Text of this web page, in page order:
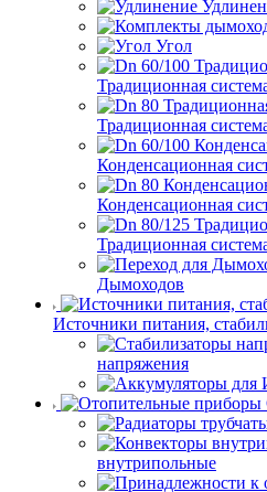
Угол
Традиционная
Традиционная
Конденсационная
Конденсационная
Традиционная
Дымоходов
Источники питания,
напряжения
внутрипольные